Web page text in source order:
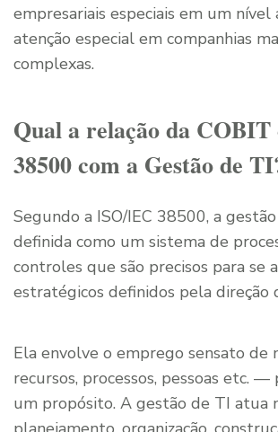
empresariais especiais em um nível
atenção especial em companhias
complexas.
Qual a relação da COBIT
38500 com a Gestão de
Segundo a ISO/IEC 38500, a
definida como um sistema de
controles que são precisos para se
estratégicos definidos pela direção
Ela envolve o emprego sensato de
recursos, processos, pessoas etc.
um propósito. A gestão de TI atua